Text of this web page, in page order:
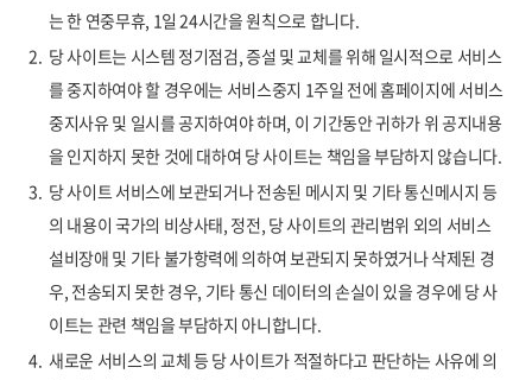
는 한 연중무휴, 1일 24시간을 원칙으로 합니다.
2. 당 사이트는 시스템 정기점검, 증설 및 교체를 위해 일시적으로 서비스
를 중지하여야 할 경우에는 서비스중지 1주일 전에 홈페이지에 서비스
중지사유 및 일시를 공지하여야 하며, 이 기간동안 귀하가 위 공지내용
을 인지하지 못한 것에 대하여 당 사이트는 책임을 부담하지 않습니다.
3. 당 사이트 서비스에 보관되거나 전송된 메시지 및 기타 통신메시지 등
의 내용이 국가의 비상사태, 정전, 당 사이트의 관리범위 외의 서비스
설비장애 및 기타 불가항력에 의하여 보관되지 못하였거나 삭제된 경
우, 전송되지 못한 경우, 기타 통신 데이터의 손실이 있을 경우에 당 사
이트는 관련 책임을 부담하지 아니합니다.
4. 새로운 서비스의 교체 등 당 사이트가 적절하다고 판단하는 사유에 의